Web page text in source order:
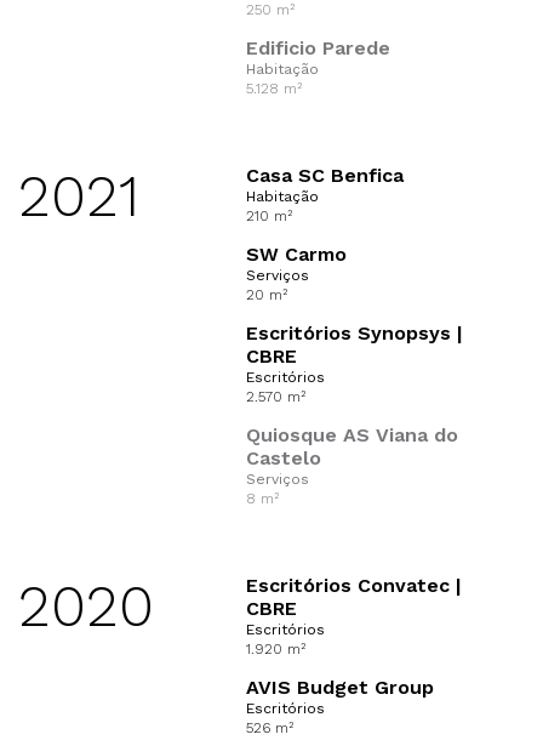
250 m²
Edificio Parede
Habitação
5.128 m²
Escritórios Synopsys |
CBRE
Escritórios
2.570 m²
SW Carmo
Serviços
20 m²
Casa SC Benfica
Habitação
210 m²
2021
Quiosque AS Viana do
Castelo
Serviços
8 m²
AVIS Budget Group
Escritórios
526 m²
Escritórios Convatec |
CBRE
Escritórios
1.920 m²
2020